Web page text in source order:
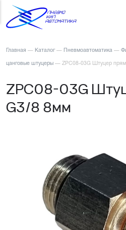
Главная — Каталог — Пневмоавтоматика —
цанговые штуцеры — ZPC08-03G Штуцер
ZPC08-03G
G3/8 8мм